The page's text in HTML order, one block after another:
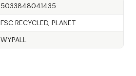
5033848041435
FSC RECYCLED, PLANET
WYPALL